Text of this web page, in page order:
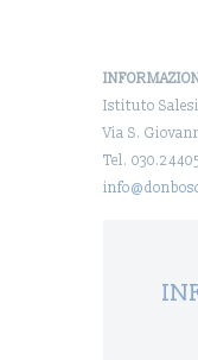
Istituto
Via S.
Tel.